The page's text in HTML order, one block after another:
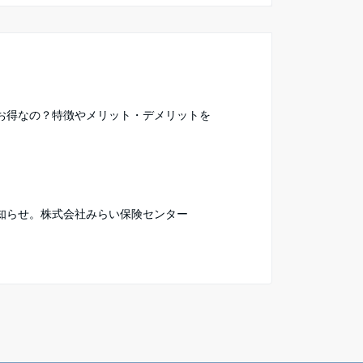
得なの？特徴やメリット・デメリットを
らせ。株式会社みらい保険センター